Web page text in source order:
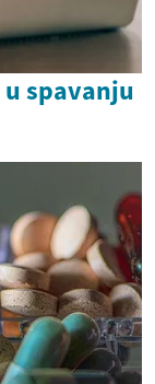
spavanju